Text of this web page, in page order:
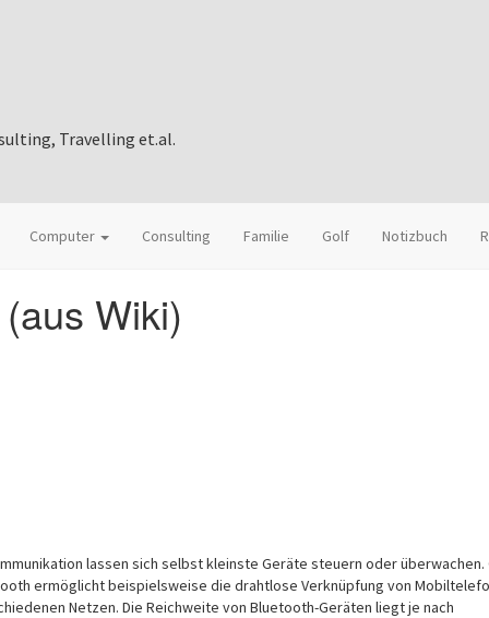
Travelling et.al.
Computer Consulting Familie Golf Notizbuch
Wiki)
lassen sich selbst kleinste Geräte steuern oder überwachen.
ermöglicht beispielsweise die drahtlose Verknüpfung von
Netzen. Die Reichweite von Bluetooth-Geräten liegt je nach